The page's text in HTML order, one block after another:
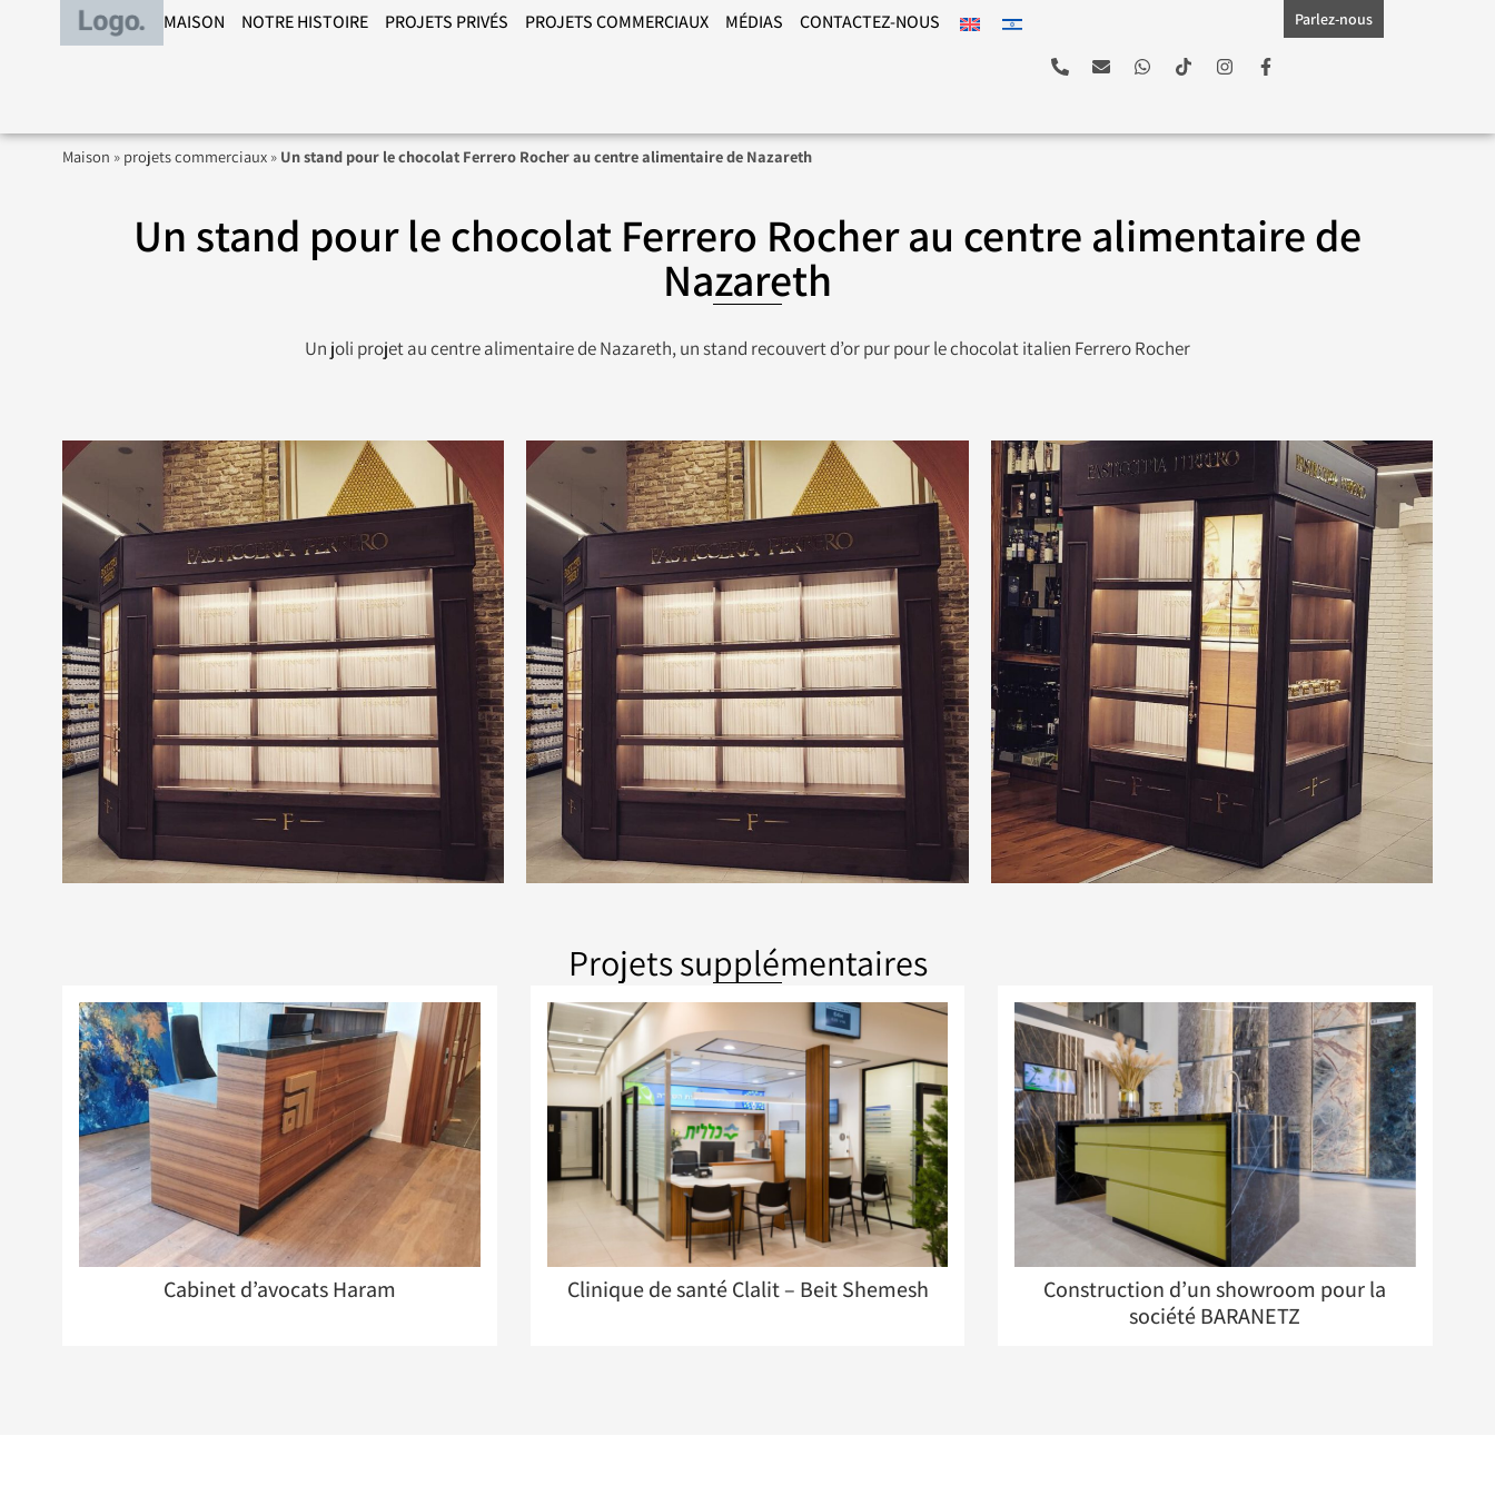
MAISON NOTRE HISTOIRE PROJETS PRIVÉS PROJETS COMMERCIAUX MÉDIAS CONTACTEZ-NOUS Parlez-nous
Maison » projets commerciaux » Un stand pour le chocolat Ferrero Rocher au centre alimentaire de Nazareth
Un stand pour le chocolat Ferrero Rocher au centre alimentaire de
Nazareth
Un joli projet au centre alimentaire de Nazareth, un stand recouvert d’or pur pour le chocolat italien Ferrero Rocher
Projets supplémentaires
Cabinet d’avocats Haram Clinique de santé Clalit – Beit Shemesh
Construction d’un showroom pour la
société BARANETZ